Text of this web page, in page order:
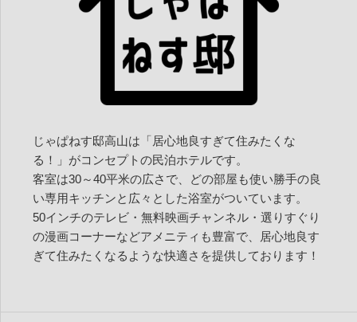
じゃぱねす邸高山は「居心地良すぎて住みたくな
る！」がコンセプトの民泊ホテルです。
客室は30～40平米の広さで、どの部屋も使い勝手の良
い専用キッチンと広々とした浴室がついています。
50インチのテレビ・無料映画チャンネル・選りすぐり
の漫画コーナーなどアメニティも豊富で、居心地良す
ぎて住みたくなるような快適さを提供しております！